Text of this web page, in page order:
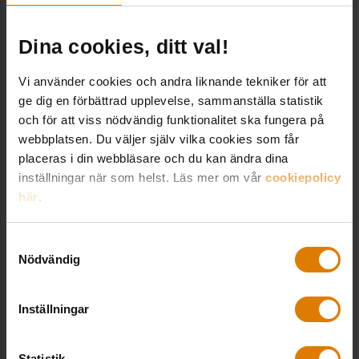
Dina cookies, ditt val!
Vi använder cookies och andra liknande tekniker för att
ge dig en förbättrad upplevelse, sammanställa statistik
och för att viss nödvändig funktionalitet ska fungera på
webbplatsen. Du väljer själv vilka cookies som får
placeras i din webbläsare och du kan ändra dina
inställningar när som helst. Läs mer om vår cookiepolicy
här.
Nödvändig
Inställningar
gäller bruksvärdesprincipen för den hyra som
föreningen betalar till bostadsföretaget.
Bytesrätt, besittningsskydd med flera rättigheter
liksom flertalet skyldigheter enligt
hyreslagstiftningen gäller vid kooperativ hyresrätt
däremot inte bestämmelserna om
hyresgästinflytande vid förbättrings- och
förändringsarbete.
Om ett befintligt hus ska ombildas till kooperativ
hyresrätt måste minst två tredjedelar av
hyresgästerna i huset stödja beslutet. Om så
sker, blir samtliga hyresgäster i huset hyresgäster
Affärsmässighet och poängfrihet
minskade Mimers vakanser
Nyhet
Digitalt,29
september